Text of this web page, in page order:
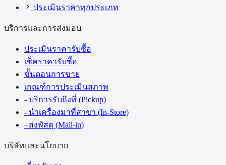
ประเมินราคาทุกประเภท
บริการและการส่งมอบ
ประเมินราคารับซื้อ
เช็คราคารับซื้อ
ขั้นตอนการขาย
เกณฑ์การประเมินสภาพ
- บริการรับถึงที่ (Pickup)
- นำเครื่องมาที่สาขา (In-Store)
- ส่งพัสดุ (Mail-in)
บริษัทและนโยบาย